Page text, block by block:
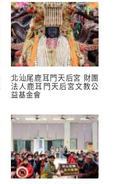
北汕尾鹿耳門天后宮 財團
法人鹿耳門天后宮文教公
益基金會